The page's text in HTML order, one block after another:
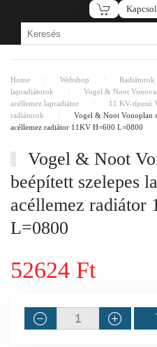
Fő tartalom átugrása
Home Webshop Radiátorok
lapradiátorok
Vogel & Noot
acéllemez lapradiátor
11 KV-típusú
radiátorok
Vogel & Noot Vonoplan
acéllemez radiátor 11KV H=600 L=0800
Vogel & Noot
beépített szelepes
acéllemez radiátor
L=0800
52624 Ft